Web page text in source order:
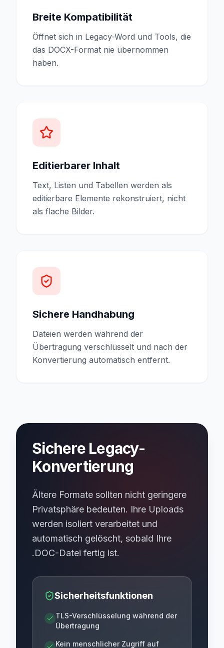
Breite Kompatibilität
Öffnet sich in Legacy-Word und Tools, die
das DOCX-Format nie übernommen
haben.
Editierbarer Inhalt
Text, Listen und Tabellen werden als
editierbare Elemente rekonstruiert, nicht
als flache Bilder.
Sichere Handhabung
Dateien werden während der
Übertragung verschlüsselt und nach der
Konvertierung automatisch entfernt.
Sichere Legacy-
Konvertierung
Ältere Formate sollten nicht geringere
Privatsphäre bedeuten. Ihre Uploads
werden isoliert verarbeitet und
automatisch gelöscht, sobald Ihre
.DOC-Datei fertig ist.
Sicherheitsfunktionen
TLS-Verschlüsselung während der
Übertragung
Kein menschlicher Zugriff auf